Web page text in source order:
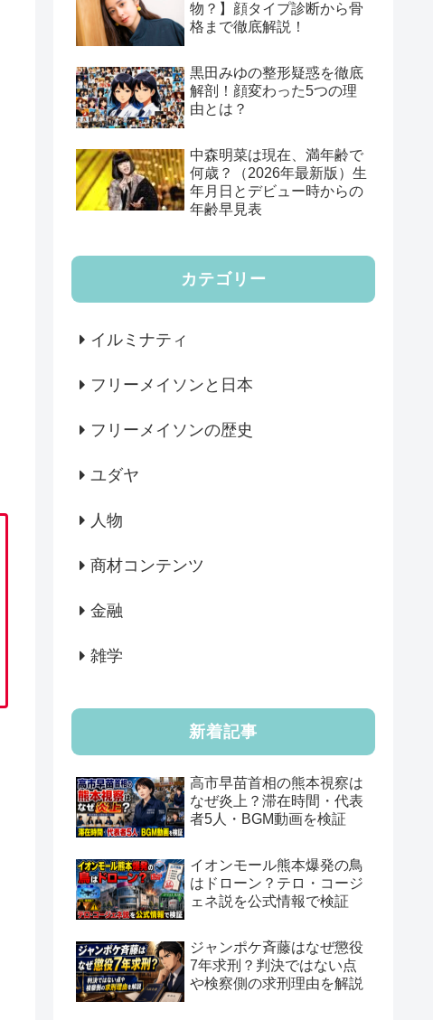
物？】顔タイプ診断から骨
格まで徹底解説！
黒田みゆの整形疑惑を徹底
解剖！顔変わった5つの理
由とは？
中森明菜は現在、満年齢で
何歳？（2026年最新版）生
年月日とデビュー時からの
年齢早見表
カテゴリー
イルミナティ
フリーメイソンと日本
フリーメイソンの歴史
ユダヤ
人物
商材コンテンツ
金融
雑学
新着記事
高市早苗首相の熊本視察は
なぜ炎上？滞在時間・代表
者5人・BGM動画を検証
イオンモール熊本爆発の鳥
はドローン？テロ・コージ
ェネ説を公式情報で検証
ジャンポケ斉藤はなぜ懲役
7年求刑？判決ではない点
や検察側の求刑理由を解説